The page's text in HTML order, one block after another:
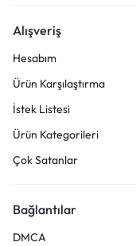
Alışveriş
Hesabım
Ürün Karşılaştırma
İstek Listesi
Ürün Kategorileri
Çok Satanlar
Bağlantılar
DMCA